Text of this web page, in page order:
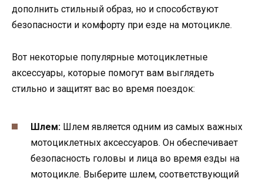
дополнить стильный образ, но и способствуют
безопасности и комфорту при езде на мотоцикле.
Вот некоторые популярные мотоциклетные
аксессуары, которые помогут вам выглядеть
стильно и защитят вас во время поездок:
Шлем: Шлем является одним из самых важных
мотоциклетных аксессуаров. Он обеспечивает
безопасность головы и лица во время езды на
мотоцикле. Выберите шлем, соответствующий